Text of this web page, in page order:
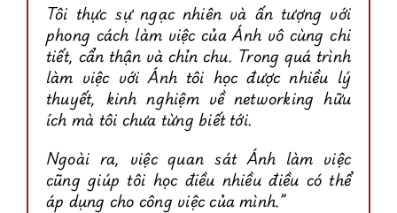
Tôi thực sự ngạc nhiên và ấn tượng với
phong cách làm việc của Ánh vô cùng chi
tiết, cẩn thận và chỉn chu. Trong quá trình
làm việc với Ánh tôi học được nhiều lý
thuyết, kinh nghiệm về networking hữu
ích mà tôi chưa từng biết tới.
Ngoài ra, việc quan sát Ánh làm việc
cũng giúp tôi học điều nhiều điều có thể
áp dụng cho công việc của mình.”